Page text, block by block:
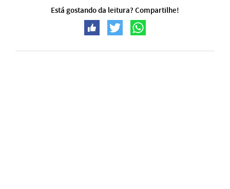
Está gostando da leitura? Compartilhe!